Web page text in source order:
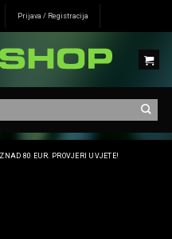
Prijava / Registracija
80 EUR. PROVJERI UVJETE!